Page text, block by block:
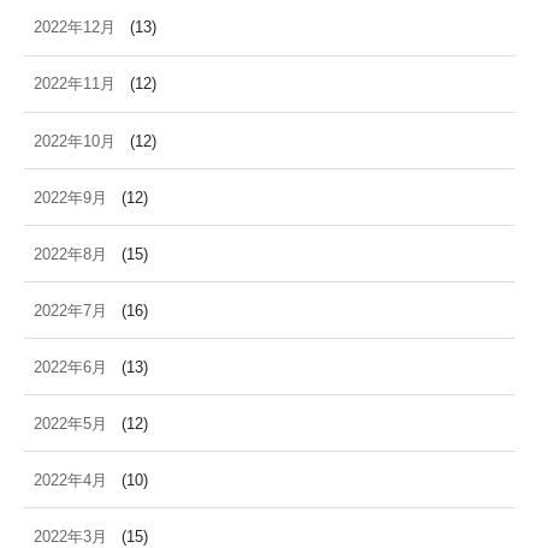
2022年12月 (13)
2022年11月 (12)
2022年10月 (12)
2022年9月 (12)
2022年8月 (15)
2022年7月 (16)
2022年6月 (13)
2022年5月 (12)
2022年4月 (10)
2022年3月 (15)